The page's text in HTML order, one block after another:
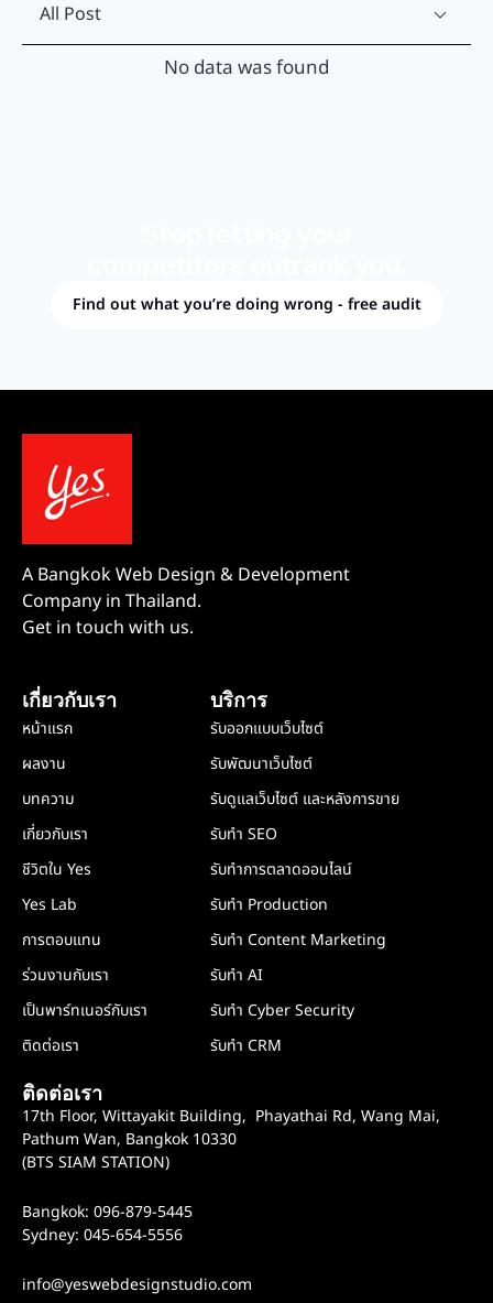
All Post
No data was found
Find out what you’re doing wrong - free audit
A Bangkok Web Design & Development
Company in Thailand.
Get in touch with us.
เกี่ยวกับเรา
หน้าแรก
ผลงาน
บทความ
เกี่ยวกับเรา
ชีวิตใน Yes
Yes Lab
การตอบแทน
ร่วมงานกับเรา
เป็นพาร์ทเนอร์กับเรา
ติดต่อเรา
บริการ
รับออกแบบเว็บไซต์
รับพัฒนาเว็บไซต์
รับดูแลเว็บไซต์ และหลังการขาย
รับทำ SEO
รับทำการตลาดออนไลน์
รับทำ Production
รับทำ Content Marketing
รับทำ AI
รับทำ Cyber Security
รับทำ CRM
ติดต่อเรา
17th Floor, Wittayakit Building, Phayathai Rd, Wang Mai,
Pathum Wan, Bangkok 10330
(BTS SIAM STATION)
Bangkok: 096-879-5445
Sydney: 045-654-5556
info@yeswebdesignstudio.com